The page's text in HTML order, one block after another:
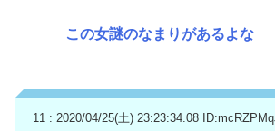
この女謎のなまりがあるよな
11 : 2020/04/25(土) 23:23:34.08